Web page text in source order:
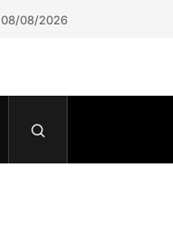
08/08/2026